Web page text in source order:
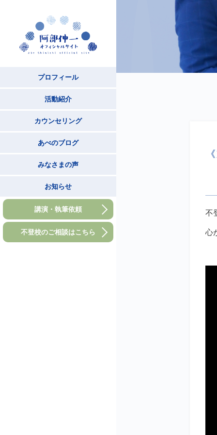
プロフィール
活動紹介
カウンセリング
あべのブログ
みなさまの声
お知らせ
講演・執筆依頼
不登校のご相談はこちら
不
心